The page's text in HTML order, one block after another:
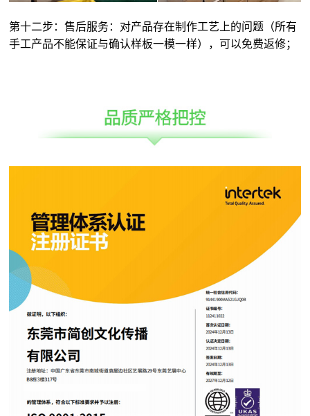
第十二步：售后服务：对产品存在制作工艺上的问题（所有
手工产品不能保证与确认样板一模一样），可以免费返修；